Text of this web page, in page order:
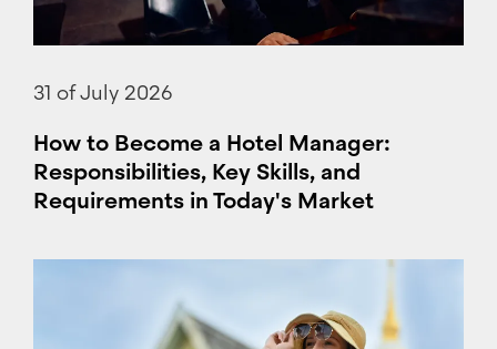
31 of July 2026
How to Become a Hotel Manager:
Responsibilities, Key Skills, and
Requirements in Today's Market